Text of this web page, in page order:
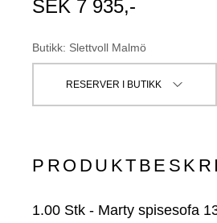
SEK 7 935,-
Butikk: Slettvoll Malmö
RESERVER I BUTIKK
1.00 Stk - Marty spisesofa